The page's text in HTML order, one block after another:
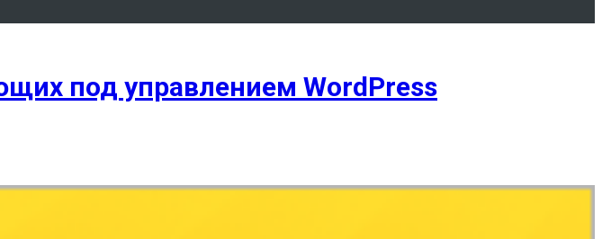
под управлением WordPress